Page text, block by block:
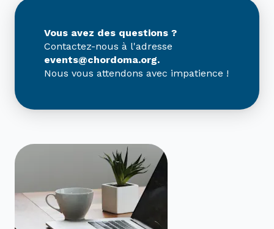
Vous avez des questions ?
Contactez-nous à l'adresse
events@chordoma.org.
Nous vous attendons avec impatience !